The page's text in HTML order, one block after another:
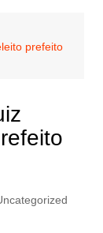
prefeito